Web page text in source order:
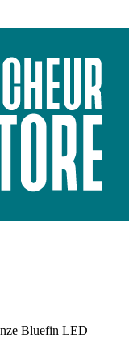
Bluefin LED